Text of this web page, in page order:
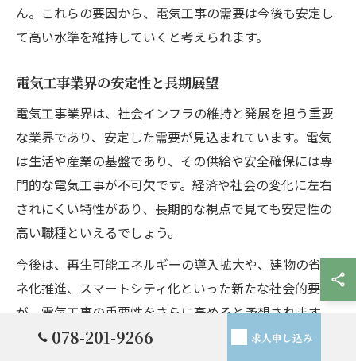
ん。これらの要因から、電気工事の需要は今後も安定し
て高い水準を維持していくと考えられます。
電気工事業界の安定性と長期展望
電気工事業界は、社会インフラの維持と発展を担う重要
な業界であり、安定した需要が見込まれています。電気
は生活や産業の基盤であり、その供給や安全確保には専
門的な電気工事が不可欠です。経済や社会の変化に左右
されにくい特性があり、長期的な視点で見ても安定性の
高い職種といえるでしょう。
今後は、再生可能エネルギーの導入拡大や、建物の省エ
ネ化推進、スマートシティ化といった新たな社会的要請
が、電気工事の重要性をさらに高めると予想されます。
また、少子高齢化に伴う労働力不足が深刻化しているた
078-201-9266 求人申し込み